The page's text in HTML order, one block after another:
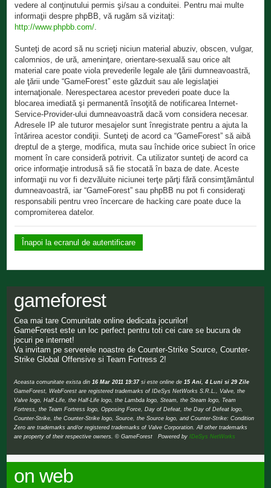
vedere al conţinutului permis şi/sau a conduitei. Pentru mai multe
informaţii despre phpBB, vă rugăm să vizitaţi:
http://www.phpbb.com/.
Sunteţi de acord să nu scrieţi niciun material abuziv, obscen, vulgar,
calomnios, de ură, ameninţare, orientare-sexuală sau orice alt
material care poate viola prevederile legale ale ţării dumneavoastră,
ale ţării unde “GameForest” este găzduit sau ale legislaţiei
internaţionale. Nerespectarea acestor prevederi poate duce la
blocarea imediată şi permanentă însoţită de notificarea Internet-
Service-Provider-ului dumneavoastră dacă vom considera necesar.
Adresele IP ale tuturor mesajelor sunt înregistrate pentru a ajuta la
întărirea acestor condiţii. Sunteţi de acord ca “GameForest” să aibă
dreptul de a şterge, modifica, muta sau închide orice subiect în orice
moment în care consideră potrivit. Ca utilizator sunteţi de acord ca
orice informaţie introdusă să fie stocată în baza de date. Aceste
informaţii nu vor fi dezvăluite niciunei terţe părţi fără consimţământul
dumneavoastră, iar “GameForest” sau phpBB nu pot fi consideraţi
responsabili pentru vreo încercare de hacking care poate duce la
compromiterea datelor.
Înapoi la ecranul de autentificare
gameforest
Cea mai tare Comunitate online dedicata jocurilor!
GameForest este un loc perfect pentru toti cei care se bucura de
jocuri pe internet!
Va invitam pe serverele noastre de Counter-Strike Source, Counter-
Strike Global Offensive si Team Fortress 2!
Aceasta comunitate exista din 16 Mar 2011 19:37si este online de 15 Ani, 4 Luni si 29 Zile
GameForest, WebForest are registered trademarks of IDeSys NetWorks S.R.L., Valve, the
Valve logo, Half-Life, the Half-Life logo, the Lambda logo, Steam, the Steam logo, Team
Fortress, the Team Fortress logo, Opposing Force, Day of Defeat, the Day of Defeat logo,
Counter-Strike, the Counter-Strike logo, Source, the Source logo, and Counter-Strike: Condition
Zero are trademarks and/or registered trademarks of Valve Corporation. All other trademarks
are property of their respective owners. © GameForest Powered byIDeSys NetWorks
on web